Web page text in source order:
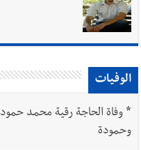
الوفيات
*
وحمودة